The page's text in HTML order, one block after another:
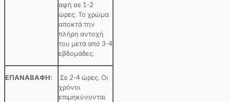
αφή σε 1-2
ώρες. Το χρώμα
αποκτά την
πλήρη αντοχή
του μετά από 3-4
εβδομάδες.
ΕΠΑΝΑΒΑΦΗ:
Σε 2-4 ώρες. Οι
χρόνοι
επιμηκύνονται